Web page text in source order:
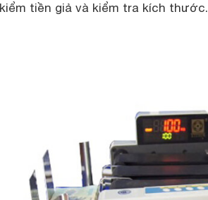
kiểm tiền giả và kiểm tra kích thước.